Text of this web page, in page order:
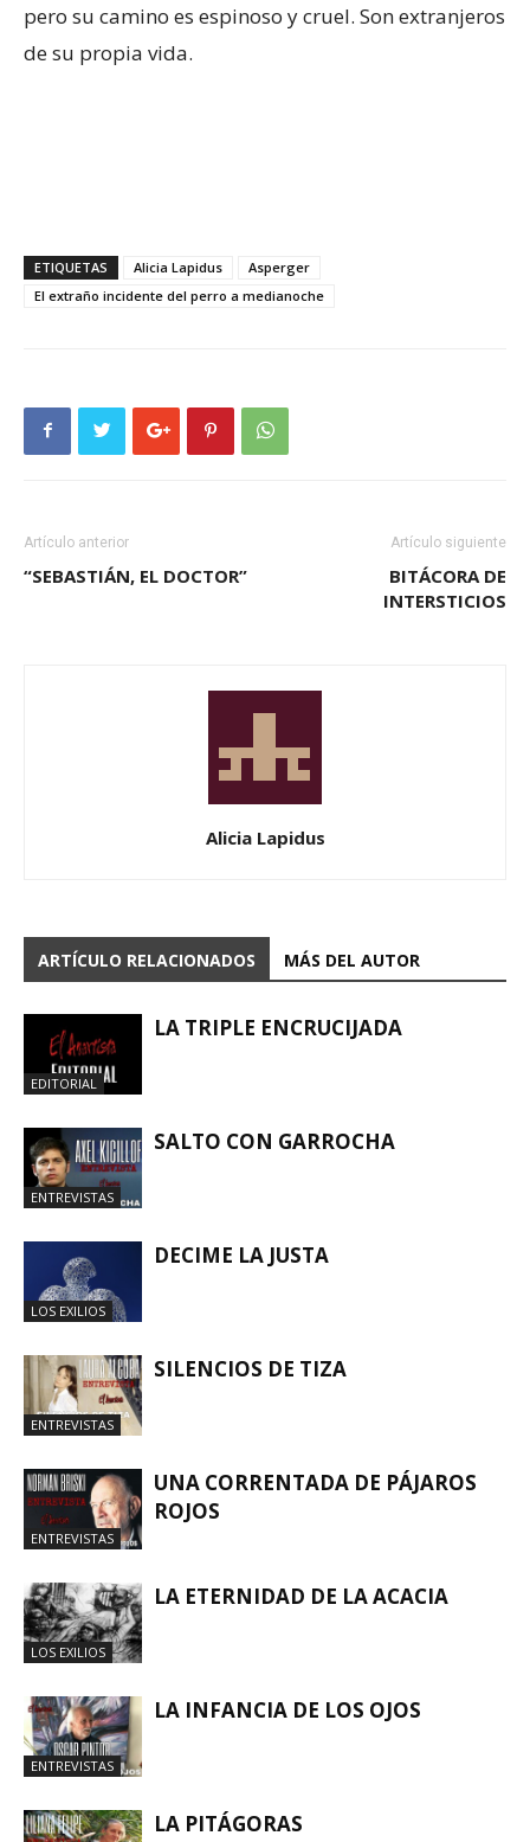
pero su camino es espinoso y cruel. Son extranjeros
de su propia vida.
ETIQUETAS Alicia Lapidus
Asperger
El extraño incidente del perro a medianoche
Artículo anterior
“SEBASTIÁN, EL DOCTOR”
Artículo siguiente
BITÁCORA DE
INTERSTICIOS
Alicia Lapidus
ARTÍCULO RELACIONADOS MÁS DEL AUTOR
EDITORIAL
LA TRIPLE ENCRUCIJADA
ENTREVISTAS
SALTO CON GARROCHA
LOS EXILIOS
DECIME LA JUSTA
ENTREVISTAS
SILENCIOS DE TIZA
ENTREVISTAS
UNA CORRENTADA DE PÁJAROS
ROJOS
LOS EXILIOS
LA ETERNIDAD DE LA ACACIA
ENTREVISTAS
LA INFANCIA DE LOS OJOS
LA PITÁGORAS